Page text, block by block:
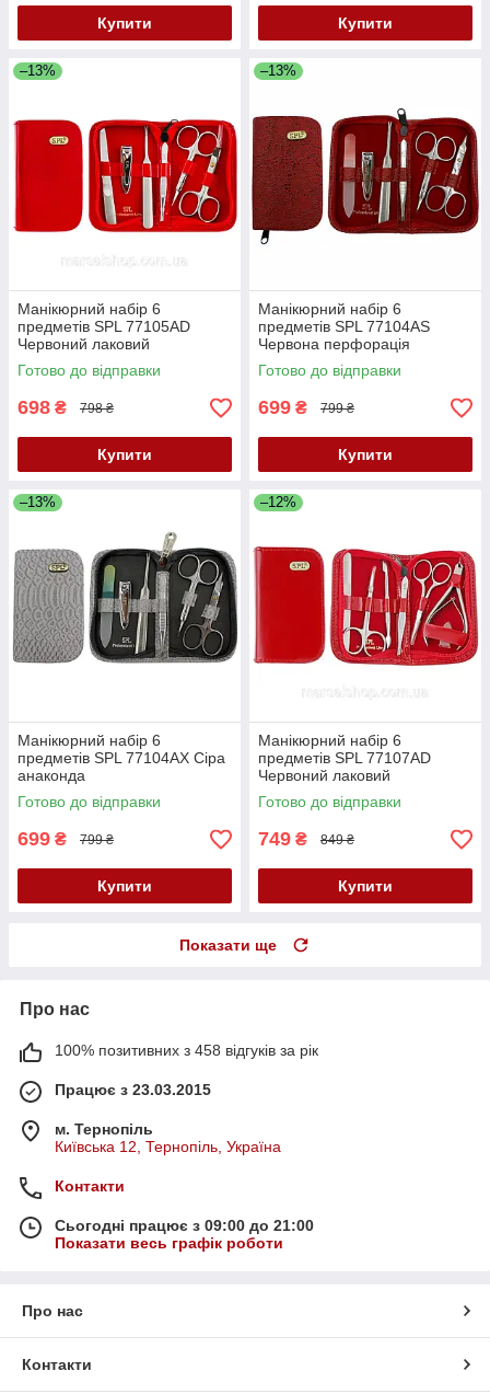
Купити Купити
–13%
Манікюрний набір 6
предметів SPL 77105AD
Червоний лаковий
Готово до відправки
698 ₴ 798 ₴
Купити
–13%
Манікюрний набір 6
предметів SPL 77104AS
Червона перфорація
Готово до відправки
699 ₴ 799 ₴
Купити
–13%
Манікюрний набір 6
предметів SPL 77104AX Сіра
анаконда
Готово до відправки
699 ₴ 799 ₴
Купити
–12%
Манікюрний набір 6
предметів SPL 77107AD
Червоний лаковий
Готово до відправки
749 ₴ 849 ₴
Купити
Показати ще
Про нас
100% позитивних з 458 відгуків за рік
Працює з 23.03.2015
м. Тернопіль
Київська 12, Тернопіль, Україна
Контакти
Сьогодні працює з 09:00 до 21:00
Показати весь графік роботи
Про нас
Контакти